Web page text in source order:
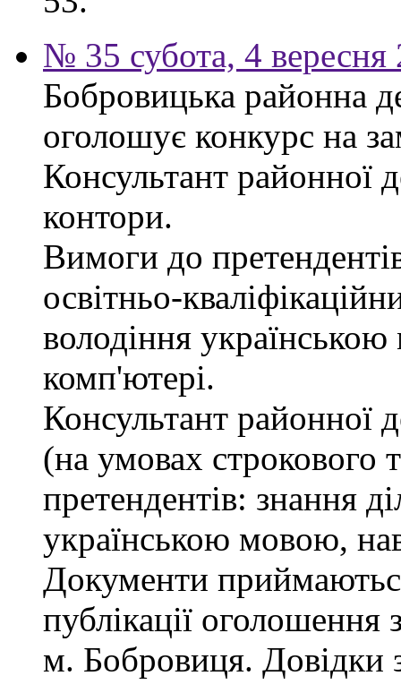
№ 35 субота, 4 вересня
Бобровицька районна
оголошує конкурс на
Консультант районної
контори.
Вимоги до
освітньо-
володіння
комп'ютері.
Консультант районної
(на умовах строкового
претендентів: знання
українською мовою,
Документи
публікації
м. Бобровиця. Довідки